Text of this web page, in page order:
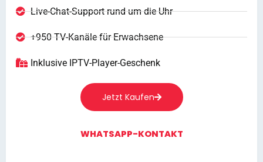
Live-Chat-Support rund um die Uhr
+950 TV-Kanäle für Erwachsene
Inklusive IPTV-Player-Geschenk
Jetzt Kaufen
WHATSAPP-KONTAKT